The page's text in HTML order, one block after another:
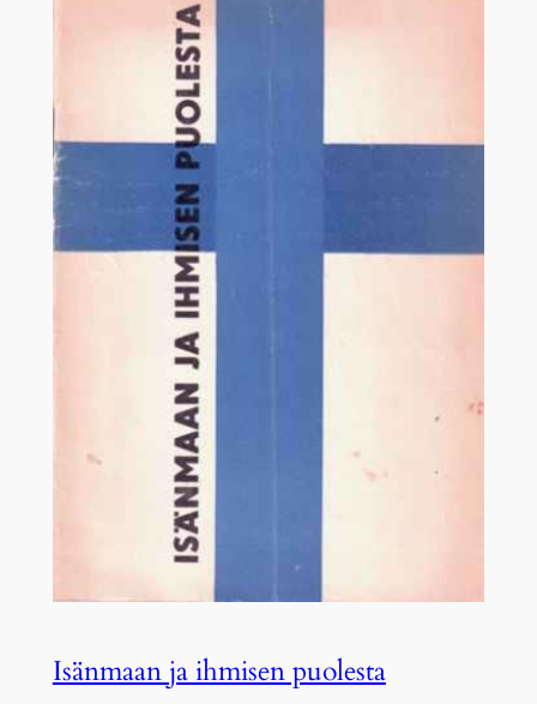
Isänmaan ja ihmisen puolesta